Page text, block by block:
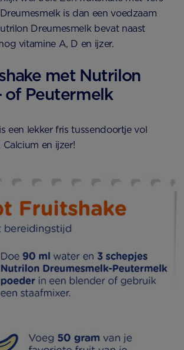
is dan een voedzaam
Dreumesmelk bevat naast
vitamine A, D en ijzer.
met Nutrilon
of Peutermelk
een lekker fris tussendoortje vol
en ijzer!